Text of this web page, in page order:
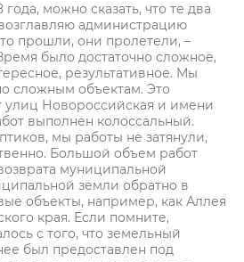
можно сказать, что те два
возглавляю администрацию
прошли, они пролетели, –
было достаточно сложное,
результативное. Мы
сложным объектам. Это
улиц Новороссийская и имени
выполнен колоссальный.
мы работы не затянули,
Большой объем работ
муниципальной
земли обратно в
объекты, например, как Аллея
края. Если помните,
с того, что земельный
был предоставлен под